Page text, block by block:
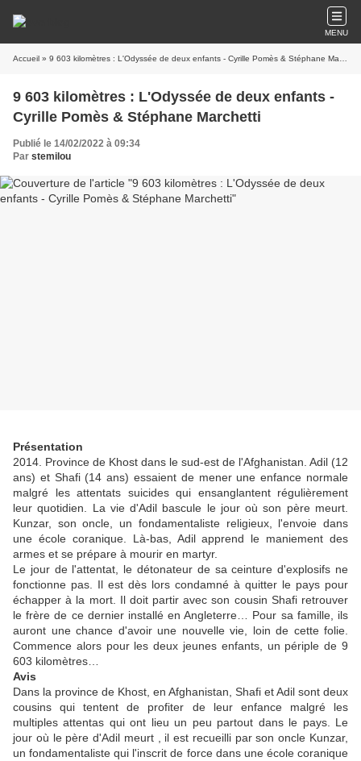
MENU
Accueil » 9 603 kilomètres : L'Odyssée de deux enfants - Cyrille Pomès & Stéphane Marchetti
9 603 kilomètres : L'Odyssée de deux enfants -
Cyrille Pomès & Stéphane Marchetti
Publié le 14/02/2022 à 09:34
Par stemilou
Présentation
2014. Province de Khost dans le sud-est de l'Afghanistan. Adil (12
ans) et Shafi (14 ans) essaient de mener une enfance normale
malgré les attentats suicides qui ensanglantent régulièrement
leur quotidien. La vie d'Adil bascule le jour où son père meurt.
Kunzar, son oncle, un fondamentaliste religieux, l'envoie dans
une école coranique. Là-bas, Adil apprend le maniement des
armes et se prépare à mourir en martyr.
Le jour de l'attentat, le détonateur de sa ceinture d'explosifs ne
fonctionne pas. Il est dès lors condamné à quitter le pays pour
échapper à la mort. Il doit partir avec son cousin Shafi retrouver
le frère de ce dernier installé en Angleterre… Pour sa famille, ils
auront une chance d'avoir une nouvelle vie, loin de cette folie.
Commence alors pour les deux jeunes enfants, un périple de 9
603 kilomètres…
Avis
Dans la province de Khost, en Afghanistan, Shafi et Adil sont deux
cousins qui tentent de profiter de leur enfance malgré les
multiples attentas qui ont lieu un peu partout dans le pays. Le
jour où le père d'Adil meurt , il est recueilli par son oncle Kunzar,
un fondamentaliste qui l'inscrit de force dans une école coranique